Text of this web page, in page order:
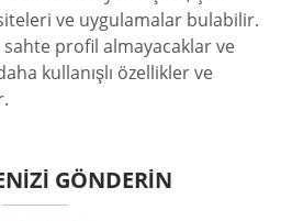
ve uygulamalar bulabilir.
sahte profil almayacaklar ve
kullanışlı özellikler ve
GÖNDERİN